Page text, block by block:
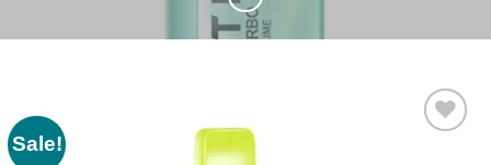
Sale!